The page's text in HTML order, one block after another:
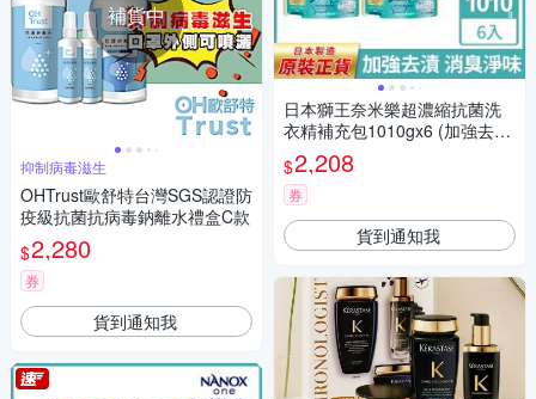
補貨中
抑制病毒滋生
OHTrust歐舒特台灣SGS認證防
疫級抗菌抗病毒鈉離水禮盒C款
$2,280
券
貨到通知我
日本獅王奈米樂超濃縮抗菌洗
衣精補充包1010gx6 (加強去
漬)
$2,208
券
貨到通知我